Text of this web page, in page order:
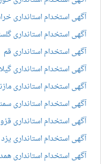
آگهی استخدام استانداری
آگهی استخدام استانداری
آگهی استخدام استانداری قم
آگهی استخدام استانداری
آگهی استخدام استانداری
آگهی استخدام استانداری
آگهی استخدام استانداری
آگهی استخدام استانداری یزد
آگهی استخدام استانداری